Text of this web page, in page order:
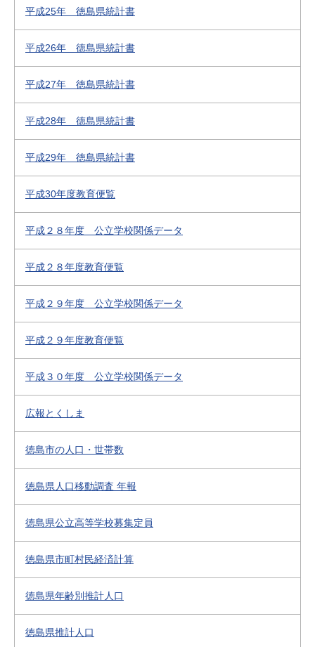
平成25年 徳島県統計書
平成26年 徳島県統計書
平成27年 徳島県統計書
平成28年 徳島県統計書
平成29年 徳島県統計書
平成30年度教育便覧
平成２８年度 公立学校関係データ
平成２８年度教育便覧
平成２９年度 公立学校関係データ
平成２９年度教育便覧
平成３０年度 公立学校関係データ
広報とくしま
徳島市の人口・世帯数
徳島県人口移動調査 年報
徳島県公立高等学校募集定員
徳島県市町村民経済計算
徳島県年齢別推計人口
徳島県推計人口